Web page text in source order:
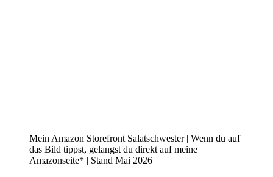
Mein Amazon Storefront Salatschwester | Wenn du auf
das Bild tippst, gelangst du direkt auf meine
Amazonseite* | Stand Mai 2026